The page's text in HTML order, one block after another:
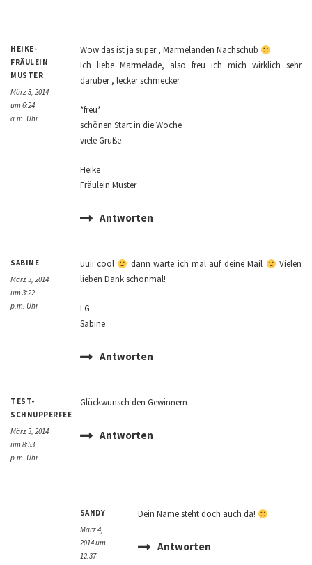
HEIKE-
FRÄULEIN
MUSTER
März 3, 2014
um 6:24
a.m. Uhr
Wow das ist ja super , Marmelanden Nachschub
Ich liebe Marmelade, also freu ich mich wirklich sehr
darüber , lecker schmecker.
*freu*
schönen Start in die Woche
viele Grüße
Heike
Fräulein Muster
Antworten
SABINE
März 3, 2014
um 3:22
p.m. Uhr
uuii cool dann warte ich mal auf deine Mail
Vielen
lieben Dank schonmal!
LG
Sabine
Antworten
TEST-
SCHNUPPERFEE
März 3, 2014
um 8:53
p.m. Uhr
Glückwunsch den Gewinnern
Antworten
SANDY
März 4,
2014 um
12:37
Dein Name steht doch auch da!
Antworten